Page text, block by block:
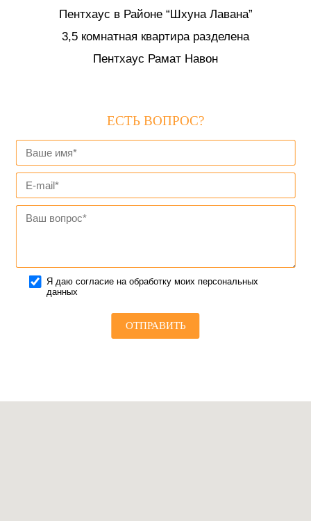
Пентхаус в Районе “Шхуна Лавана”
3,5 комнатная квартира разделена
Пентхаус Рамат Навон
ЕСТЬ ВОПРОС?
Я даю согласие на обработку моих персональных
данных